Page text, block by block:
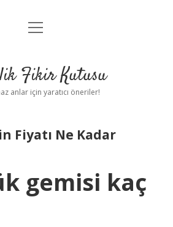
Anasayfa
Yasal Uyarı
menüyü
Fikir Kutusu
anlar için yaratıcı öneriler!
Fiyatı Ne Kadar
gemisi kaç